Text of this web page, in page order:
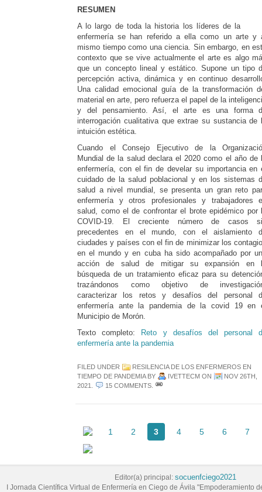
RESUMEN
A lo largo de toda la historia los líderes de la
enfermería se han referido a ella como un arte y
mismo tiempo como una ciencia. Sin embargo, en
contexto que se vive actualmente el arte es algo
que un concepto lineal y estático. Supone un tipo
percepción activa, dinámica y en continuo
Una calidad emocional guía de la transformación
material en arte, pero refuerza el papel de la
y del pensamiento. Así, el arte es una forma
interrogación cualitativa que extrae su sustancia de
intuición estética.
Cuando el Consejo Ejecutivo de la
Mundial de la salud declara el 2020 como el año de
enfermería, con el fin de develar su importancia en
cuidado de la salud poblacional y en los sistemas
salud a nivel mundial, se presenta un gran reto
enfermería y otros profesionales y trabajadores
salud, como el de confrontar el brote epidémico por
COVID-19. El creciente número de casos
precedentes en el mundo, con el aislamiento
ciudades y países con el fin de minimizar los
en el mundo y en cuba ha sido acompañado por
acción de salud de mitigar su expansión en
búsqueda de un tratamiento eficaz para su
trazándonos como objetivo de
caracterizar los retos y desafíos del personal
enfermería ante la pandemia de la covid 19 en
Municipio de Morón.
Texto completo:
Reto y desafíos del personal
enfermería ante la pandemia
FILED UNDER
RESILENCIA DE LOS ENFERMEROS EN
TIEMPO DE PANDEMIABY IVETTECM ON
NOV 26TH,
2021
15 COMMENTS
1 2 3 4 5 6 7
Editor(a) principal: socuenfciego2021
I Jornada Científica Virtual de Enfermería en Ciego de Ávila "Empoderamiento